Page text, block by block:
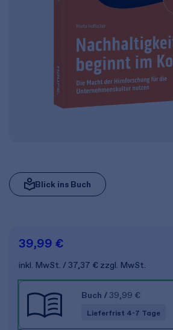
Blick ins Buch
39,99 €
inkl. MwSt. 37,37 € zzgl. MwSt.
Buch / 39,99 €
Lieferfrist 4-7 Tage